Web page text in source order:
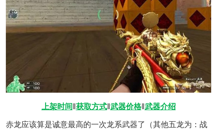
上架时间 获取方式‖ 武器价格‖ 武器介绍
赤龙应该算是诚意最高的一次龙系武器了（其他五龙为：战